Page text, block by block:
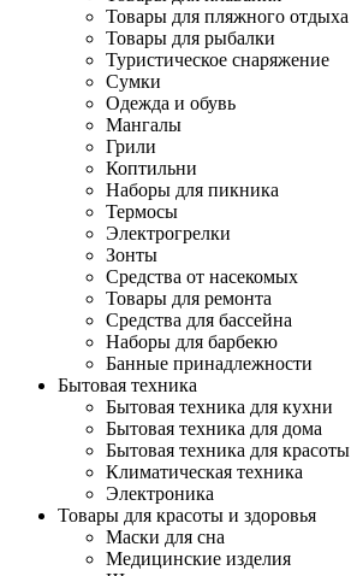
Товары для пляжного отдыха
Товары для рыбалки
Туристическое снаряжение
Сумки
Одежда и обувь
Мангалы
Грили
Коптильни
Наборы для пикника
Термосы
Электрогрелки
Зонты
Средства от насекомых
Товары для ремонта
Средства для бассейна
Наборы для барбекю
Банные принадлежности
Бытовая техника
Бытовая техника для кухни
Бытовая техника для дома
Бытовая техника для красоты
Климатическая техника
Электроника
Товары для красоты и здоровья
Маски для сна
Медицинские изделия